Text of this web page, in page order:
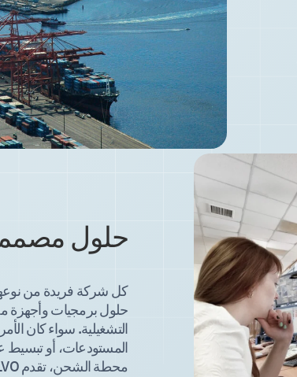
حلول
كل شركة فريدة من
حلول برمجيات وأجهزة
التشغيلية. سواء كان
المستودعات، أو تبسيط
محطة الشحن، تقدم SOLVO حلولاً مناسبة.